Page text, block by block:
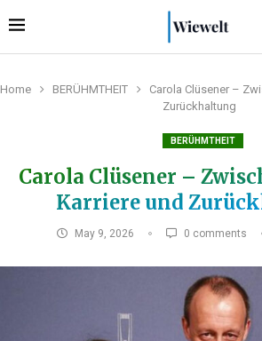
Home BERÜHMTHEIT
Carola Clüsener –
Zurückhaltung
BERÜHMTHEIT
Carola Clüsener –
Karriere und
May 9, 2026 0 comments